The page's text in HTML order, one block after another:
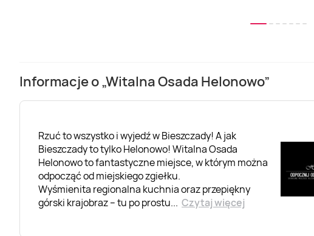
Informacje o „Witalna Osada Helonowo”
Rzuć to wszystko i wyjedź w Bieszczady! A jak
Bieszczady to tylko Helonowo! Witalna Osada
Helonowo to fantastyczne miejsce, w którym można
odpocząć od miejskiego zgiełku.
Wyśmienita regionalna kuchnia oraz przepiękny
górski krajobraz – tu po prostu... Czytaj więcej